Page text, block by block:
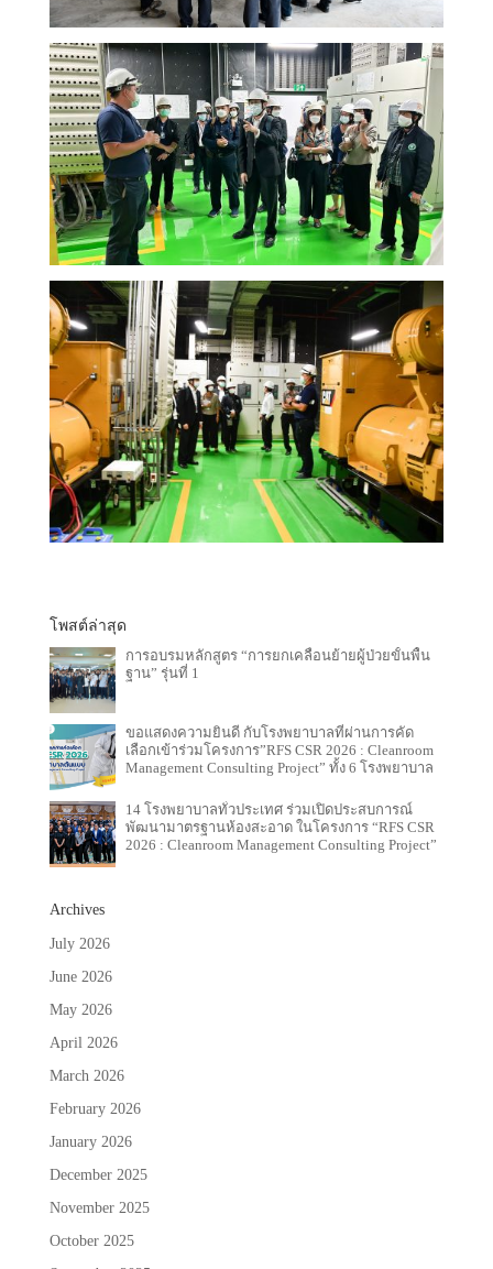
โพสต์ล่าสุด
การอบรมหลักสูตร “การยกเคลื่อนย้ายผู้ป่วยขั้นพื้น
ฐาน” รุ่นที่ 1
ขอแสดงความยินดี กับโรงพยาบาลที่ผ่านการคัด
เลือกเข้าร่วมโครงการ”RFS CSR 2026 : Cleanroom
Management Consulting Project” ทั้ง 6 โรงพยาบาล
14 โรงพยาบาลทั่วประเทศ ร่วมเปิดประสบการณ์
พัฒนามาตรฐานห้องสะอาด ในโครงการ “RFS CSR
2026 : Cleanroom Management Consulting Project”
Archives
July 2026
June 2026
May 2026
April 2026
March 2026
February 2026
January 2026
December 2025
November 2025
October 2025